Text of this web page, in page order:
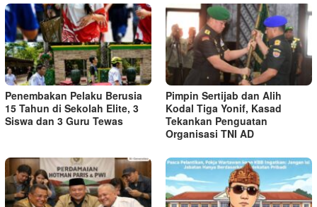
Penembakan Pelaku Berusia
15 Tahun di Sekolah Elite, 3
Siswa dan 3 Guru Tewas
Pimpin Sertijab dan Alih
Kodal Tiga Yonif, Kasad
Tekankan Penguatan
Organisasi TNI AD